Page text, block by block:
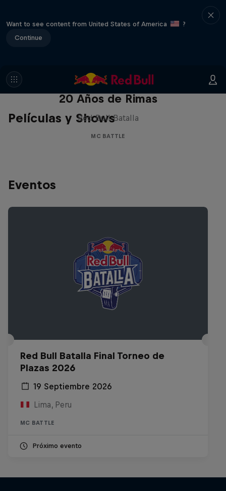
Want to see content from United States of America
?
Continue
Películas y Shows
Red Bull Batalla Nueva Historia:
20 Años de Rimas
Red Bull Batalla
MC BATTLE
Eventos
Red Bull Batalla Final Torneo de
Plazas 2026
19 Septiembre 2026
Lima, Peru
MC BATTLE
Próximo evento